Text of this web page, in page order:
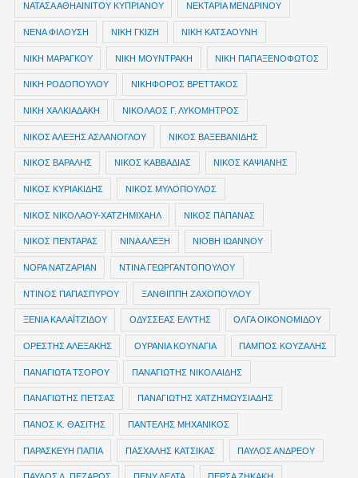
ΝΑΤΑΣΑ ΑΘΗΑΙΝΙΤΟΥ ΚΥΠΡΙΑΝΟΥ ΝΕΚΤΑΡΙΑ ΜΕΝΔΡΙΝΟΥ
ΝΕΝΑ ΦΙΛΟΥΣΗ ΝΙΚΗ ΓΚΙΖΗ ΝΙΚΗ ΚΑΤΣΑΟΥΝΗ
ΝΙΚΗ ΜΑΡΑΓΚΟΥ ΝΙΚΗ ΜΟΥΝΤΡΑΚΗ ΝΙΚΗ ΠΑΠΑΞΕΝΟΦΩΤΟΣ
ΝΙΚΗ ΡΟΔΟΠΟΥΛΟΥ ΝΙΚΗΦΟΡΟΣ ΒΡΕΤΤΑΚΟΣ
ΝΙΚΗ ΧΑΛΚΙΑΔΑΚΗ ΝΙΚΟΛΑΟΣ Γ. ΛΥΚΟΜΗΤΡΟΣ
ΝΙΚΟΣ ΑΛΕΞΗΣ ΑΣΛΑΝΟΓΛΟΥ ΝΙΚΟΣ ΒΑΞΕΒΑΝΙΔΗΣ
ΝΙΚΟΣ ΒΑΡΑΛΗΣ ΝΙΚΟΣ ΚΑΒΒΑΔΙΑΣ ΝΙΚΟΣ ΚΑΨΙΑΝΗΣ
ΝΙΚΟΣ ΚΥΡΙΑΚΙΔΗΣ ΝΙΚΟΣ ΜΥΛΟΠΟΥΛΟΣ
ΝΙΚΟΣ ΝΙΚΟΛΑΟΥ-ΧΑΤΖΗΜΙΧΑΗΛ ΝΙΚΟΣ ΠΑΠΑΝΑΣ
ΝΙΚΟΣ ΠΕΝΤΑΡΑΣ ΝΙΝΑ ΑΛΕΞΗ ΝΙΟΒΗ ΙΩΑΝΝΟΥ
ΝΟΡΑ ΝΑΤΖΑΡΙΑΝ ΝΤΙΝΑ ΓΕΩΡΓΑΝΤΟΠΟΥΛΟΥ
ΝΤΙΝΟΣ ΠΑΠΑΣΠΥΡΟΥ ΞΑΝΘΙΠΠΗ ΖΑΧΟΠΟΥΛΟΥ
ΞΕΝΙΑ ΚΑΛΑΪΤΖΙΔΟΥ ΟΔΥΣΣΕΑΣ ΕΛΥΤΗΣ ΟΛΓΑ ΟΙΚΟΝΟΜΙΔΟΥ
ΟΡΕΣΤΗΣ ΑΛΕΞΑΚΗΣ ΟΥΡΑΝΙΑ ΚΟΥΝΑΓΙΑ ΠΑΜΠΟΣ ΚΟΥΖΑΛΗΣ
ΠΑΝΑΓΙΩΤΑ ΤΣΟΡΟΥ ΠΑΝΑΓΙΩΤΗΣ ΝΙΚΟΛΑΙΔΗΣ
ΠΑΝΑΓΙΩΤΗΣ ΠΕΤΣΑΣ ΠΑΝΑΓΙΩΤΗΣ ΧΑΤΖΗΜΩΥΣΙΑΔΗΣ
ΠΑΝΟΣ Κ. ΘΑΣΙΤΗΣ ΠΑΝΤΕΛΗΣ ΜΗΧΑΝΙΚΟΣ
ΠΑΡΑΣΚΕΥΗ ΠΑΠΙΑ ΠΑΣΧΑΛΗΣ ΚΑΤΣΙΚΑΣ ΠΑΥΛΟΣ ΑΝΔΡΕΟΥ